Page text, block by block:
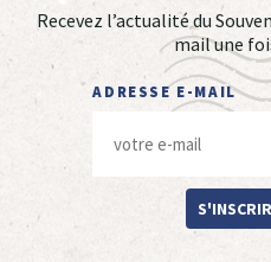
Recevez l’actualité du
mail une
ADRESSE E-MAIL